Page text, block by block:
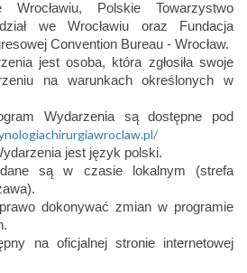
Polskie Towarzystwo
we Wrocławiu oraz Fundacja
Convention Bureau - Wrocław.
jest osoba, która zgłosiła swoje
na warunkach określonych w
Wydarzenia są dostępne pod
jest język polski.
są w czasie lokalnym (strefa
dokonywać zmian w programie
na oficjalnej stronie internetowej